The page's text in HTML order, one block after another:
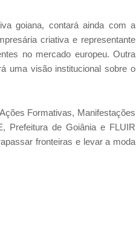
goiana, contará ainda com a
criativa e representante
no mercado europeu. Outra
uma visão institucional sobre o
Formativas, Manifestações
Prefeitura de Goiânia e FLUIR
fronteiras e levar a moda